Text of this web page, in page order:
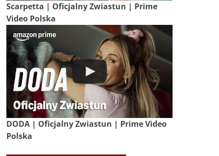
Scarpetta | Oficjalny Zwiastun | Prime
Video Polska
DODA | Oficjalny Zwiastun | Prime Video
Polska